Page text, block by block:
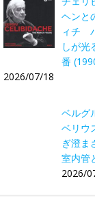
ヘンと
ィチ
しが光
番
2026/07/18
ベルグ
ベリウ
ぎ澄ま
室内管
2026/